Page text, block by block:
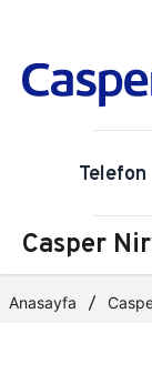
Telefon
Casper
Anasayfa